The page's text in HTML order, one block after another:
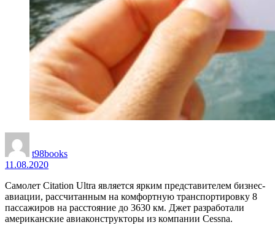
t98books
11.08.2020
Самолет Citation Ultra является ярким представителем бизнес-
авиации, рассчитанным на комфортную транспортировку 8
пассажиров на расстояние до 3630 км. Джет разработали
американские авиаконструкторы из компании Cessna.